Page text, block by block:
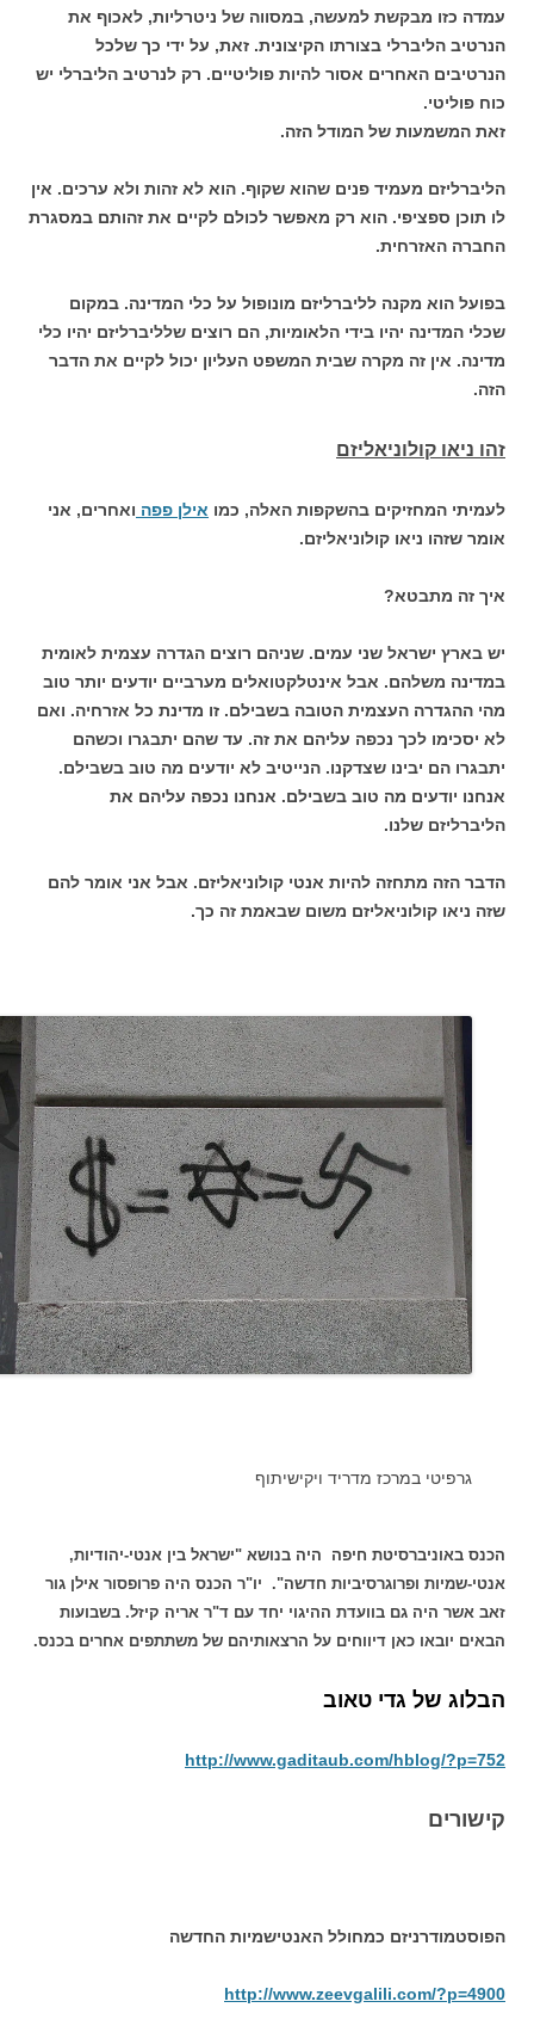
עמדה כזו מבקשת למעשה, במסווה של ניטרליות, לאכוף את
הנרטיב הליברלי בצורתו הקיצונית. זאת, על ידי כך שלכל
הנרטיבים האחרים אסור להיות פוליטיים. רק לנרטיב הליברלי יש
כוח פוליטי.
זאת המשמעות של המודל הזה.
הליברליזם מעמיד פנים שהוא שקוף. הוא לא זהות ולא ערכים. אין
לו תוכן ספציפי. הוא רק מאפשר לכולם לקיים את זהותם במסגרת
החברה האזרחית.
בפועל הוא מקנה לליברליזם מונופול על כלי המדינה. במקום
שכלי המדינה יהיו בידי הלאומיות, הם רוצים שלליברליזם יהיו כלי
מדינה. אין זה מקרה שבית המשפט העליון יכול לקיים את הדבר
הזה.
זהו ניאו קולוניאליזם
לעמיתי המחזיקים בהשקפות האלה, כמואילן פפהואחרים, אני
אומר שזהו ניאו קולוניאליזם.
איך זה מתבטא?
יש בארץ ישראל שני עמים. שניהם רוצים הגדרה עצמית לאומית
במדינה משלהם. אבל אינטלקטואלים מערביים יודעים יותר טוב
מהי ההגדרה העצמית הטובה בשבילם. זו מדינת כל אזרחיה. ואם
לא יסכימו לכך נכפה עליהם את זה. עד שהם יתבגרו וכשהם
יתבגרו הם יבינו שצדקנו. הנייטיב לא יודעים מה טוב בשבילם.
אנחנו יודעים מה טוב בשבילם. אנחנו נכפה עליהם את
הליברליזם שלנו.
הדבר הזה מתחזה להיות אנטי קולוניאליזם. אבל אני אומר להם
שזה ניאו קולוניאליזם משום שבאמת זה כך.
גרפיטי במרכז מדריד ויקישיתוף
הכנס באוניברסיטת חיפה היה בנושא "ישראל בין אנטי-יהודיות,
אנטי-שמיות ופרוגרסיביות חדשה". יו"ר הכנס היה פרופסור אילן גור
זאב אשר היה גם בוועדת ההיגוי יחד עם ד"ר אריה קיזל. בשבועות
הבאים יובאו כאן דיווחים על הרצאותיהם של משתתפים אחרים בכנס.
הבלוג של גדי טאוב
http://www.gaditaub.com/hblog/?p=752
קישורים
הפוסטמודרניזם כמחולל האנטישמיות החדשה
http://www.zeevgalili.com/?p=4900